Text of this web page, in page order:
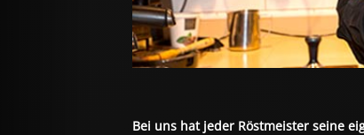
Bei uns hat jeder Röstmeister seine